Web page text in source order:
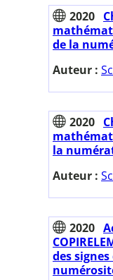
2020
de la
Auteur :
2020
la
Auteur :
2020
des